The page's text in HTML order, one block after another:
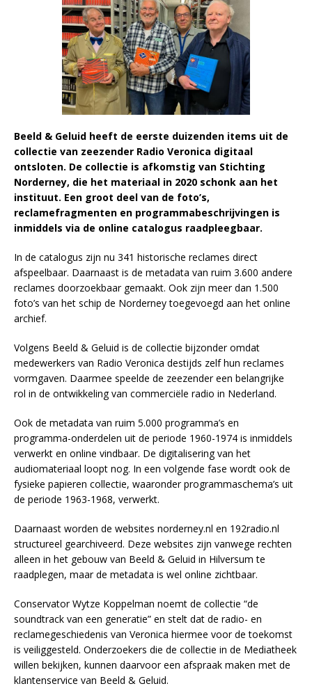
Beeld & Geluid heeft de eerste duizenden items uit de
collectie van zeezender Radio Veronica digitaal
ontsloten. De collectie is afkomstig van Stichting
Norderney, die het materiaal in 2020 schonk aan het
instituut. Een groot deel van de foto’s,
reclamefragmenten en programmabeschrijvingen is
inmiddels via de online catalogus raadpleegbaar.
In de catalogus zijn nu 341 historische reclames direct
afspeelbaar. Daarnaast is de metadata van ruim 3.600 andere
reclames doorzoekbaar gemaakt. Ook zijn meer dan 1.500
foto’s van het schip de Norderney toegevoegd aan het online
archief.
Volgens Beeld & Geluid is de collectie bijzonder omdat
medewerkers van Radio Veronica destijds zelf hun reclames
vormgaven. Daarmee speelde de zeezender een belangrijke
rol in de ontwikkeling van commerciële radio in Nederland.
Ook de metadata van ruim 5.000 programma’s en
programma-onderdelen uit de periode 1960-1974 is inmiddels
verwerkt en online vindbaar. De digitalisering van het
audiomateriaal loopt nog. In een volgende fase wordt ook de
fysieke papieren collectie, waaronder programmaschema’s uit
de periode 1963-1968, verwerkt.
Daarnaast worden de websites norderney.nl en 192radio.nl
structureel gearchiveerd. Deze websites zijn vanwege rechten
alleen in het gebouw van Beeld & Geluid in Hilversum te
raadplegen, maar de metadata is wel online zichtbaar.
Conservator Wytze Koppelman noemt de collectie “de
soundtrack van een generatie” en stelt dat de radio- en
reclamegeschiedenis van Veronica hiermee voor de toekomst
is veiliggesteld. Onderzoekers die de collectie in de Mediatheek
willen bekijken, kunnen daarvoor een afspraak maken met de
klantenservice van Beeld & Geluid.